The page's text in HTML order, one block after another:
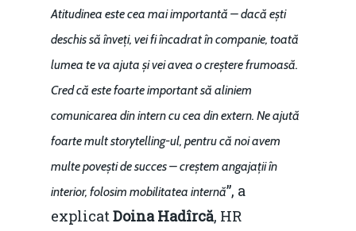
Atitudinea este cea mai importantă – dacă ești
deschis să înveți, vei fi încadrat în companie, toată
lumea te va ajuta și vei avea o creștere frumoasă.
Cred că este foarte important să aliniem
comunicarea din intern cu cea din extern. Ne ajută
foarte mult storytelling-ul, pentru că noi avem
multe povești de succes – creștem angajații în
interior, folosim mobilitatea internă”, a
explicatDoina Hadîrcă, HR